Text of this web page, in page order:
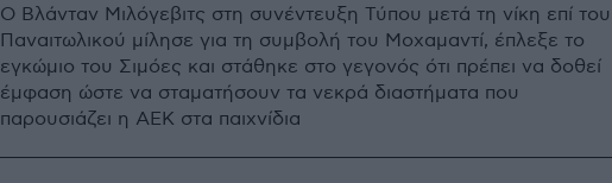
Ο Βλάνταν Μιλόγεβιτς στη συνέντευξη Τύπου μετά τη νίκη επί του
Παναιτωλικού μίλησε για τη συμβολή του Μοχαμαντί, έπλεξε το
εγκώμιο του Σιμόες και στάθηκε στο γεγονός ότι πρέπει να δοθεί
έμφαση ώστε να σταματήσουν τα νεκρά διαστήματα που
παρουσιάζει η ΑΕΚ στα παιχνίδια